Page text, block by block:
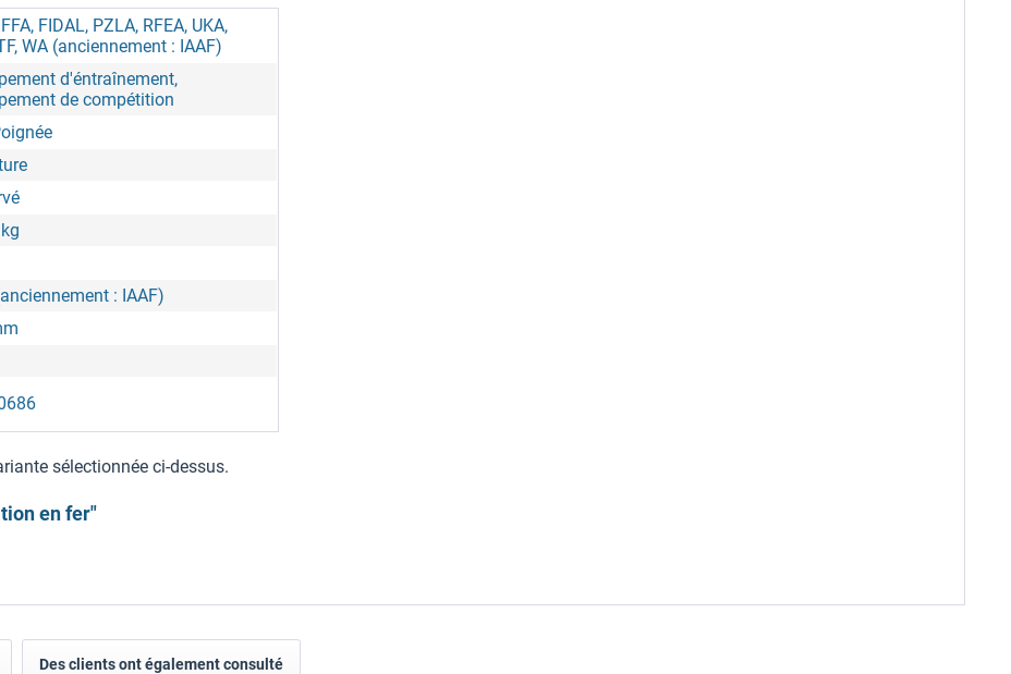
FIDAL, PZLA, RFEA, UKA,
WA (anciennement : IAAF)
d'éntraînement,
de compétition
: IAAF)
sélectionnée ci-dessus.
en fer"
Des clients ont également consulté